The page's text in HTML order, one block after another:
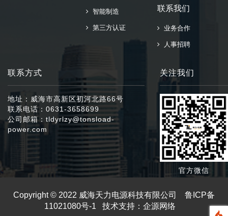
智能制造
第三方认证
联系我们
业务合作
人事招聘
联系方式
地址：威海市高新区初河北路66号
联系电话：0631-3658699
公司邮箱：tldyrlzy@tonsload-
power.com
关注我们
官方微信
Copyright © 2022 威海天力电源科技有限公司 鲁ICP备
11021080号-1 技术支持：企源网络